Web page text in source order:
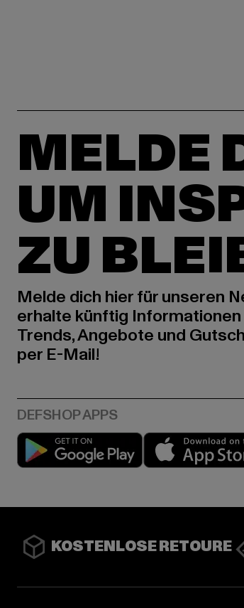
MELDE
UM
ZU
Melde dich hier für unseren
erhalte künftig
Trends, Angebote und
per E-Mail!
Play market
KOSTENLOSE RETOURE